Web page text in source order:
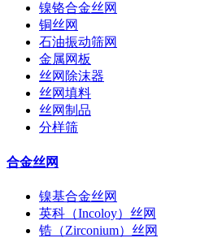
镍铬合金丝网
铜丝网
石油振动筛网
金属网板
丝网除沫器
丝网填料
丝网制品
分样筛
合金丝网
镍基合金丝网
英科（Incoloy）丝网
锆（Zirconium）丝网